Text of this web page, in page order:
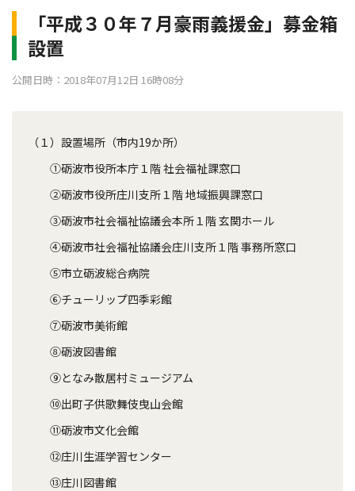
「平成３０年７月豪雨義援金」募金箱
設置
公開日時：2018年07月12日 16時08分
（１）設置場所（市内19か所）
①砺波市役所本庁１階 社会福祉課窓口
②砺波市役所庄川支所１階 地域振興課窓口
③砺波市社会福祉協議会本所１階 玄関ホール
④砺波市社会福祉協議会庄川支所１階 事務所窓口
⑤市立砺波総合病院
⑥チューリップ四季彩館
⑦砺波市美術館
⑧砺波図書館
⑨となみ散居村ミュージアム
⑩出町子供歌舞伎曳山会館
⑪砺波市文化会館
⑫庄川生涯学習センター
⑬庄川図書館